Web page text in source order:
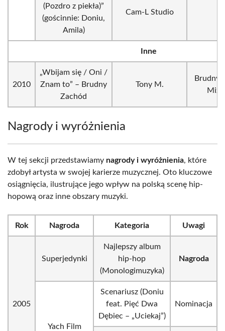
(Pozdro z piekła)”
(gościnnie: Doniu,
Amila)
Cam-L Studio
Inne
2010
„Wbijam się / Oni /
Znam to” – Brudny
Zachód
Tony M.
Brudny
Nagrody i wyróżnienia
W tej sekcji przedstawiamy nagrody i wyróżnienia, które
zdobył artysta w swojej karierze muzycznej. Oto kluczowe
osiągnięcia, ilustrujące jego wpływ na polską scenę hip-
hopową oraz inne obszary muzyki.
Rok Nagroda Kategoria Uwagi
2005
Superjedynki
Najlepszy album
hip-hop
(Monologimuzyka)
Nagroda
Yach Film
Scenariusz (Doniu
feat. Pięć Dwa
Dębiec – „Uciekaj”)
Nominacja